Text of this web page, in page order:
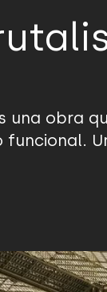
una obra
funcional.